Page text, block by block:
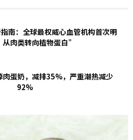
南：全球最权威心血管机构首次明
肉类转向植物蛋白”
蛋奶，减排35%，严重潮热减少
92%